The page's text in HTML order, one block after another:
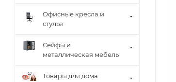
Офисные кресла и
стулья
Сейфы и
металлическая мебель
Товары для дома